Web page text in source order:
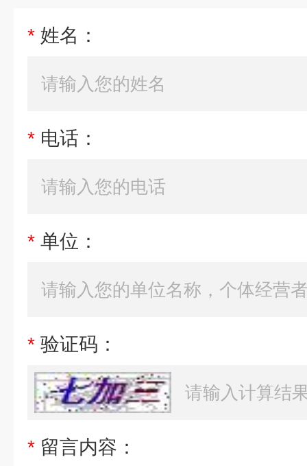
* 姓名：
* 电话：
* 单位：
* 验证码：
* 留言内容：